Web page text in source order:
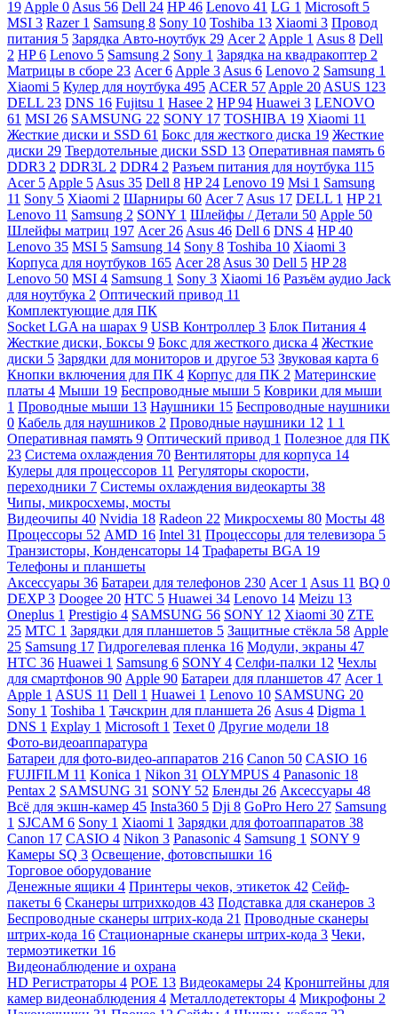
19 Apple 0 Asus 56 Dell 24 HP46 Lenovo 41 LG 1 Microsoft 5
MSI 3 Razer 1 Samsung 8 Sony 10 Toshiba 13 Xiaomi 3 Провод
питания 5 Зарядка Авто-ноутбук 29 Acer 2 Apple 1 Asus 8 Dell
2 HP6 Lenovo 5 Samsung 2 Sony 1 Зарядка на квадракоптер 2
Матрицы в сборе 23 Acer6 Apple 3 Asus 6 Lenovo 2 Samsung 1
Xiaomi 5 Кулер для ноутбука 495 ACER 57 Apple 20 ASUS 123
DELL 23 DNS 16 Fujitsu 1 Hasee 2 HP94 Huawei 3 LENOVO
61 MSI 26 SAMSUNG 22 SONY 17 TOSHIBA 19 Xiaomi 11
Жесткие диски и SSD 61 Бокс для жесткого диска 19 Жесткие
диски 29 Твердотельные диски SSD 13 Оперативная память 6
DDR3 2 DDR3L 2 DDR4 2 Разъем питания для ноутбука 115
Acer 5 Apple 5 Asus 35 Dell 8 HP 24 Lenovo 19 Msi 1 Samsung
11 Sony 5 Xiaomi 2 Шарниры 60 Acer 7 Asus 17 DELL 1 HP 21
Lenovo 11 Samsung 2 SONY 1 Шлейфы / Детали 50 Apple 50
Шлейфы матриц 197 Acer 26 Asus 46 Dell 6 DNS 4 HP40
Lenovo 35 MSI 5 Samsung 14 Sony 8 Toshiba 10 Xiaomi 3
Корпуса для ноутбуков 165 Acer 28 Asus 30 Dell 5 HP 28
Lenovo 50 MSI 4 Samsung 1 Sony 3 Xiaomi 16 Разъём аудио Jack
для ноутбука 2 Оптический привод 11
Комплектующие для ПК
Socket LGA на шарах 9 USB Контроллер 3 Блок Питания 4
Жесткие диски, Боксы 9 Бокс для жесткого диска 4 Жесткие
диски 5 Зарядки для мониторов и другое 53 Звуковая карта 6
Кнопки включения для ПК 4 Корпус для ПК 2 Материнские
платы 4 Мыши 19 Беспроводные мыши 5 Коврики для мыши
1 Проводные мыши 13 Наушники 15 Беспроводные наушники
0 Кабель для наушников 2 Проводные наушники 12 1 1
Оперативная память 9 Оптический привод 1 Полезное для ПК
23 Система охлаждения 70 Вентиляторы для корпуса 14
Кулеры для процессоров 11 Регуляторы скорости,
переходники 7 Системы охлаждения видеокарты 38
Чипы, микросхемы, мосты
Видеочипы 40 Nvidia 18 Radeon 22 Микросхемы 80 Мосты 48
Процессоры 52 AMD 16 Intel 31 Процессоры для телевизора 5
Транзисторы, Конденсаторы 14 Трафареты BGA 19
Телефоны и планшеты
Аксессуары 36 Батареи для телефонов 230 Acer 1 Asus 11 BQ 0
DEXP3 Doogee 20 HTC 5 Huawei 34 Lenovo 14 Meizu 13
Oneplus 1 Prestigio 4 SAMSUNG 56 SONY 12 Xiaomi 30 ZTE
25 МТС 1 Зарядки для планшетов 5 Защитные стёкла 58 Apple
25 Samsung 17 Гидрогелевая пленка 16 Модули, экраны 47
HTC 36 Huawei 1 Samsung 6 SONY 4 Селфи-палки 12 Чехлы
для смартфонов 90 Apple 90 Батареи для планшетов 47 Acer 1
Apple 1 ASUS 11 Dell 1 Huawei 1 Lenovo 10 SAMSUNG 20
Sony 1 Toshiba 1 Тачскрин для планшета 26 Asus 4 Digma 1
DNS 1 Explay 1 Microsoft 1 Texet 0 Другие модели 18
Фото-видеоаппаратура
Батареи для фото-видео-аппаратов 216 Canon 50 CASIO 16
FUJIFILM 11 Konica 1 Nikon 31 OLYMPUS 4 Panasonic 18
Pentax 2 SAMSUNG 31 SONY 52 Бленды 26 Аксессуары 48
Всё для экшн-камер 45 Insta360 5 Dji 8 GoPro Hero 27 Samsung
1 SJCAM 6 Sony 1 Xiaomi 1 Зарядки для фотоаппаратов 38
Canon 17 CASIO 4 Nikon 3 Panasonic 4 Samsung 1 SONY 9
Камеры SQ 3 Освещение, фотовспышки 16
Торговое оборудование
Денежные ящики 4 Принтеры чеков, этикеток 42 Сейф-
пакеты 6 Сканеры штрихкодов 43 Подставка для сканеров 3
Беспроводные сканеры штрих-кода 21 Проводные сканеры
штрих-кода 16 Стационарные сканеры штрих-кода 3 Чеки,
термоэтикетки 16
Видеонаблюдение и охрана
HD Регистраторы 4 POE 13 Видеокамеры 24 Кронштейны для
камер видеонаблюдения 4 Металлодетекторы 4 Микрофоны 2